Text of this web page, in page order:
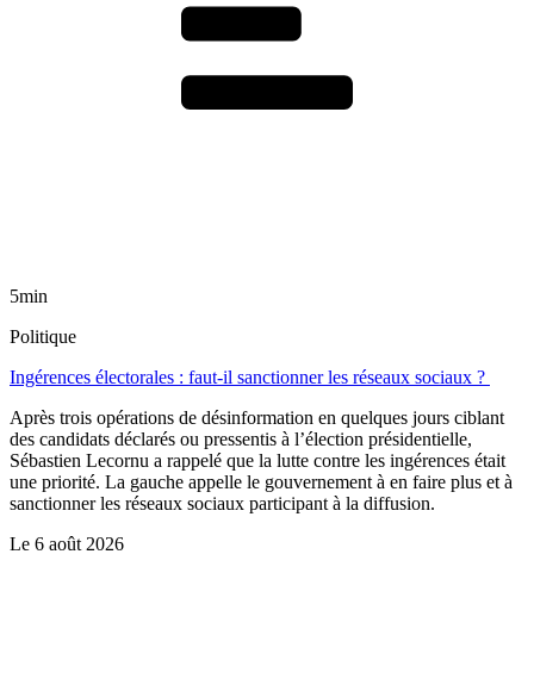
5min
Politique
Ingérences électorales : faut-il sanctionner les réseaux sociaux ?
Après trois opérations de désinformation en quelques jours ciblant
des candidats déclarés ou pressentis à l’élection présidentielle,
Sébastien Lecornu a rappelé que la lutte contre les ingérences était
une priorité. La gauche appelle le gouvernement à en faire plus et à
sanctionner les réseaux sociaux participant à la diffusion.
Le 6 août 2026